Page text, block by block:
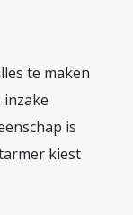
te maken
inzake
is
kiest